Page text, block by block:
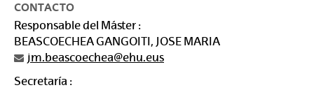
CONTACTO
Responsable del Máster :
BEASCOECHEA GANGOITI, JOSE MARIA
jm.beascoechea@ehu.eus
Secretaría :